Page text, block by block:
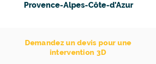
Provence-Alpes-Côte-d'Azur
Demandez un devis pour une
intervention 3D